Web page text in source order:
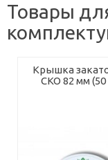
Товары
Крышка
СКО 82 мм